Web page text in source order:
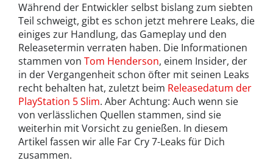
Während der Entwickler selbst bislang zum siebten
Teil schweigt, gibt es schon jetzt mehrere Leaks, die
einiges zur Handlung, das Gameplay und den
Releasetermin verraten haben. Die Informationen
stammen von Tom Henderson, einem Insider, der
in der Vergangenheit schon öfter mit seinen Leaks
recht behalten hat, zuletzt beim Releasedatum der
PlayStation 5 Slim. Aber Achtung: Auch wenn sie
von verlässlichen Quellen stammen, sind sie
weiterhin mit Vorsicht zu genießen. In diesem
Artikel fassen wir alle Far Cry 7-Leaks für Dich
zusammen.